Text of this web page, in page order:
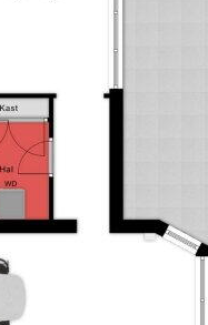
valt direct op
De woonkamer heeft
Er is volop
een ruime eethoek
speelruimte voor de
eikenhouten
terwijl de grof
eigentijdse
prettig dankzij de
met twee
ramen waar